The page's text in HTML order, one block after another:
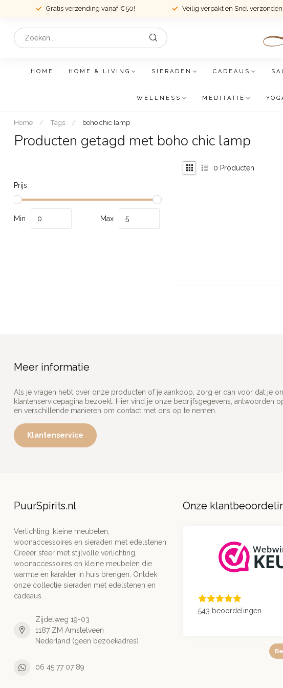
Gratis verzending vanaf €50! Veilig verpakt en Snel verzonden!
HOME HOME & LIVING SIERADEN CADEAUS
WELLNESS MEDITATIE
Home / Tags / boho chic lamp
Producten getagd met boho chic lamp
Prijs
Min Max
0 Producten
Meer informatie
Als je vragen hebt over onze producten of je aankoop, zorg er dan voor dat je
klantenservicepagina bezoekt. Hier vind je onze bedrijfsgegevens, antwoorden
en verschillende manieren om contact met ons op te nemen.
Klantenservice
PuurSpirits.nl
Verlichting, kleine meubelen,
woonaccessoires en sieraden met edelstenen
Creëer sfeer met stijlvolle verlichting,
woonaccessoires en kleine meubelen die
warmte en karakter in huis brengen. Ontdek
onze collectie sieraden met edelstenen en
cadeaus.
Zijdelweg 19-03
1187 ZM Amstelveen
Nederland (geen bezoekadres)
06 45 77 07 89
Onze
543 beoordelingen